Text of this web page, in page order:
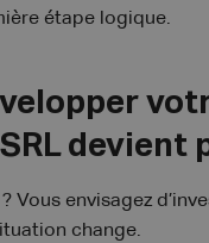
étape logique.
devient
Vous envisagez
change.